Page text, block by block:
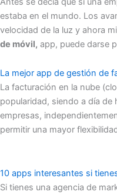
estaba en el mundo. Los
velocidad de la luz y ahora
de móvil, app, puede darse
La mejor app de gestión de
La facturación en la nube
popularidad, siendo a día
empresas,
permitir una mayor
10 apps interesantes si
Si tienes una agencia de